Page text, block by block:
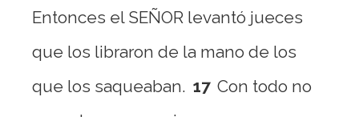
Entonces el SEÑOR levantó jueces
que los libraron de la mano de los
que los saqueaban. 17 Con todo no